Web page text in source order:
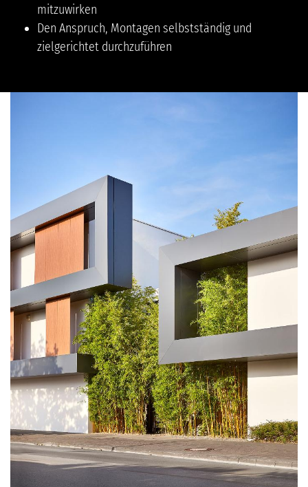
mitzuwirken
Den Anspruch, Montagen selbstständig und
zielgerichtet durchzuführen